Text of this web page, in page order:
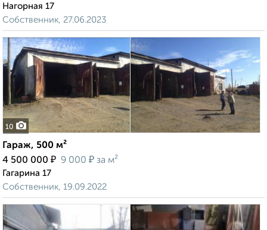
Нагорная 17
Собственник, 27.06.2023
10
Гараж, 500 м²
4 500 000 ₽ 9 000 ₽ за м²
Гагарина 17
Собственник, 19.09.2022